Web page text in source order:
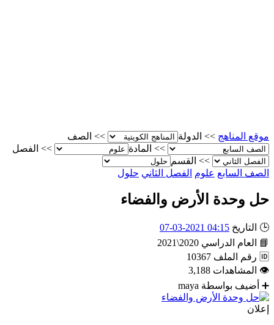
موقع المناهج >> الدولة >>
الصف
>>
المادة >>
الفصل
>>
القسم
الصف السابع علوم الفصل الثاني حلول
حل وحدة الأرض والفضاء
🕒 التاريخ 04:15 2021-03-07
📘
العام الدراسي 2020\2021
🆔 رقم الملف 10367
👁
المشاهدات 3,188
➕
أضيف بواسطة maya
إعلان